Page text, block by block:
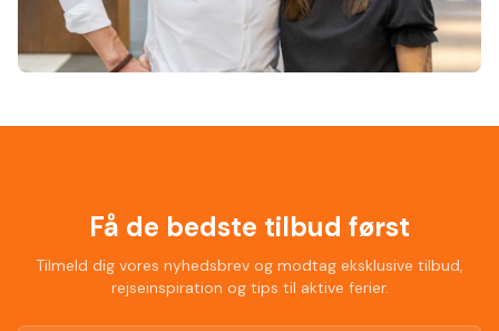
Få de bedste tilbud først
Tilmeld dig vores nyhedsbrev og modtag eksklusive tilbud,
rejseinspiration og tips til aktive ferier.